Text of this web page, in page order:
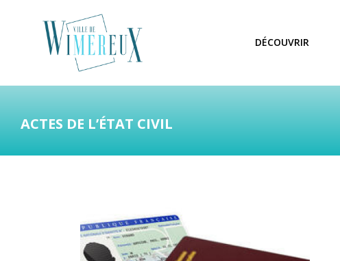
DÉCOUVRIR
ACTES DE L’ÉTAT CIVIL